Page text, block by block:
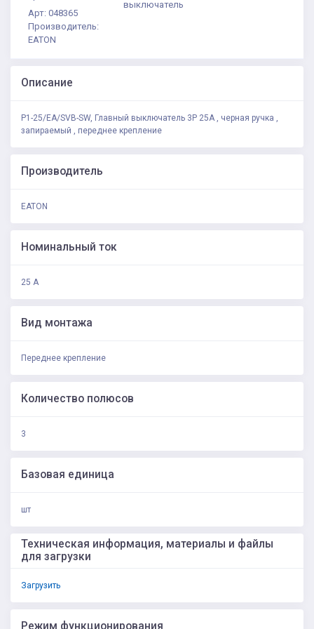
Арт: 048365
Производитель:
EATON
выключатель
Описание
P1-25/EA/SVB-SW, Главный выключатель 3P 25A , черная ручка ,
запираемый , переднее крепление
Производитель
EATON
Номинальный ток
25 А
Вид монтажа
Переднее крепление
Количество полюсов
3
Базовая единица
шт
Техническая информация, материалы и файлы
для загрузки
Загрузить
Режим функционирования